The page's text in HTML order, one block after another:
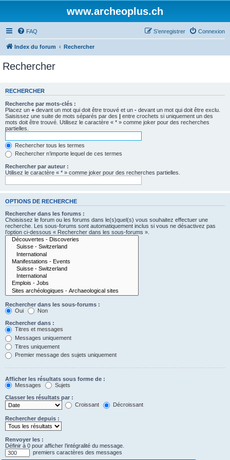
www.archeoplus.ch
FAQ Connexion
S’enregistrer
Index du forum Rechercher
Rechercher
RECHERCHER
Recherche par mots-clés :
Placez un + devant un mot qui doit être trouvé et un - devant un mot qui doit être exclu.
Saisissez une suite de mots séparés par des | entre crochets si uniquement un des
mots doit être trouvé. Utilisez le caractère « * » comme joker pour des recherches
partielles.
Rechercher tous les termes
Rechercher n’importe lequel de ces termes
Rechercher par auteur :
Utilisez le caractère « * » comme joker pour des recherches partielles.
OPTIONS DE RECHERCHE
Rechercher dans les forums :
Choisissez le forum ou les forums dans le(s)quel(s) vous souhaitez effectuer une
recherche. Les sous-forums sont automatiquement inclus si vous ne désactivez pas
l’option ci-dessous « Rechercher dans les sous-forums ».
Rechercher dans les sous-forums :
Oui
Non
Rechercher dans :
Titres et messages
Messages uniquement
Titres uniquement
Premier message des sujets uniquement
Afficher les résultats sous forme de :
Messages
Sujets
Classer les résultats par :
Croissant
Décroissant
Rechercher depuis :
Renvoyer les :
Définir à 0 pour afficher l’intégralité du message.
premiers caractères des messages